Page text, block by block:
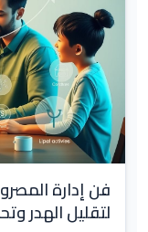
فن إدارة
لتقليل الهدر